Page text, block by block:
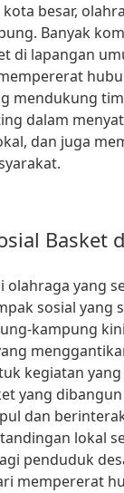
besar,
Banyak
di lapangan
mendukung
dalam
dan juga
Basket
olahraga yang
sosial yang
kampung
kegiatan
yang
dan
lokal
penduduk
mempererat